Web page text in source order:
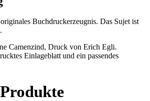
Buchdruck­erzeugnis. Das Sujet ist
Camenzind, Druck von Erich Egli.
Einlageblatt und ein passendes